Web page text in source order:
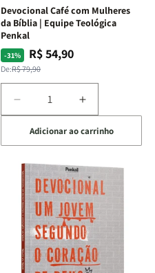
Devocional Café com Mulheres
da Bíblia | Equipe Teológica
Penkal
-31%
Preço
normal
De:R$ 79,90
Preço
promocional
R$ 54,90
Diminuir
a
quantidade
de
Devocional
Café
com
Mulheres
da
Bíblia
Equipe
Aumentar
a
quantidade
de
Devocional
Café
com
Mulheres
da
Bíblia
|
Equipe
Adicionar ao carrinho